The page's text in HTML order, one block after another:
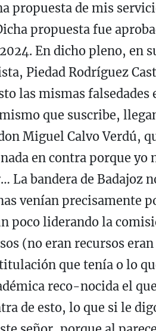
propuesta de mis
propuesta fue
En dicho pleno, en
Piedad Rodríguez
las mismas falsedades
que suscribe,
Miguel Calvo Verdú,
en contra porque
bandera de Badajoz
venían precisamente
liderando la
(no eran recursos
que tenía o lo
reco-nocida el
de esto, lo que si le